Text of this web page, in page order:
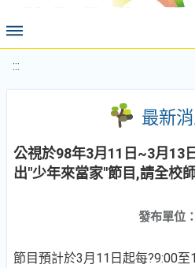
:::
最新
公視於98年3月11日~3月13
出"少年來當家"節目,請全校
發布單位：
節目預計於3月11日起每?9:00